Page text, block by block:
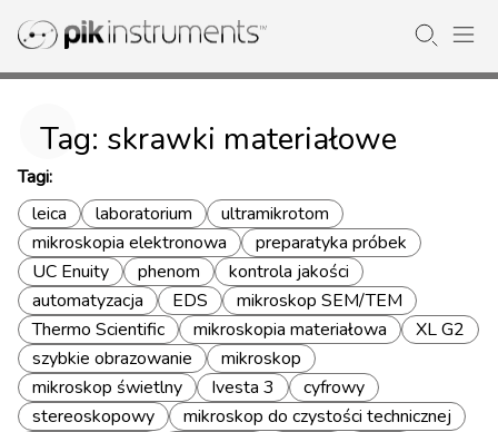
Tag: skrawki materiałowe
Tagi:
leica
laboratorium
ultramikrotom
mikroskopia elektronowa
preparatyka próbek
UC Enuity
phenom
kontrola jakości
automatyzacja
EDS
mikroskop SEM/TEM
Thermo Scientific
mikroskopia materiałowa
XL G2
szybkie obrazowanie
mikroskop
mikroskop świetlny
Ivesta 3
cyfrowy
stereoskopowy
mikroskop do czystości technicznej